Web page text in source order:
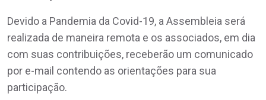
Devido a Pandemia da Covid-19, a Assembleia será
realizada de maneira remota e os associados, em dia
com suas contribuições, receberão um comunicado
por e-mail contendo as orientações para sua
participação.